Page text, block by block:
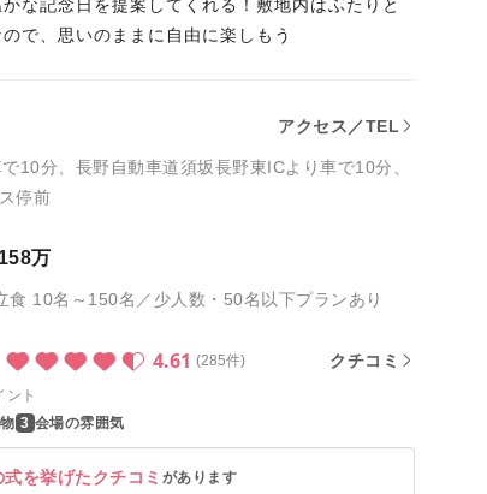
な記念日を提案してくれる！敷地内はふたりと
で、思いのままに自由に楽しもう
アクセス／TEL
10分、長野自動車道須坂長野東ICより車で10分、
停前
158万
食 10名～150名／少人数・50名以下プランあり
4.61 (285件) クチコミ
ント
会場の雰囲気
を挙げたクチコミ があります